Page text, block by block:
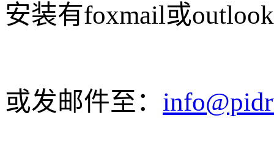
安装有foxmail或
或发邮件至：